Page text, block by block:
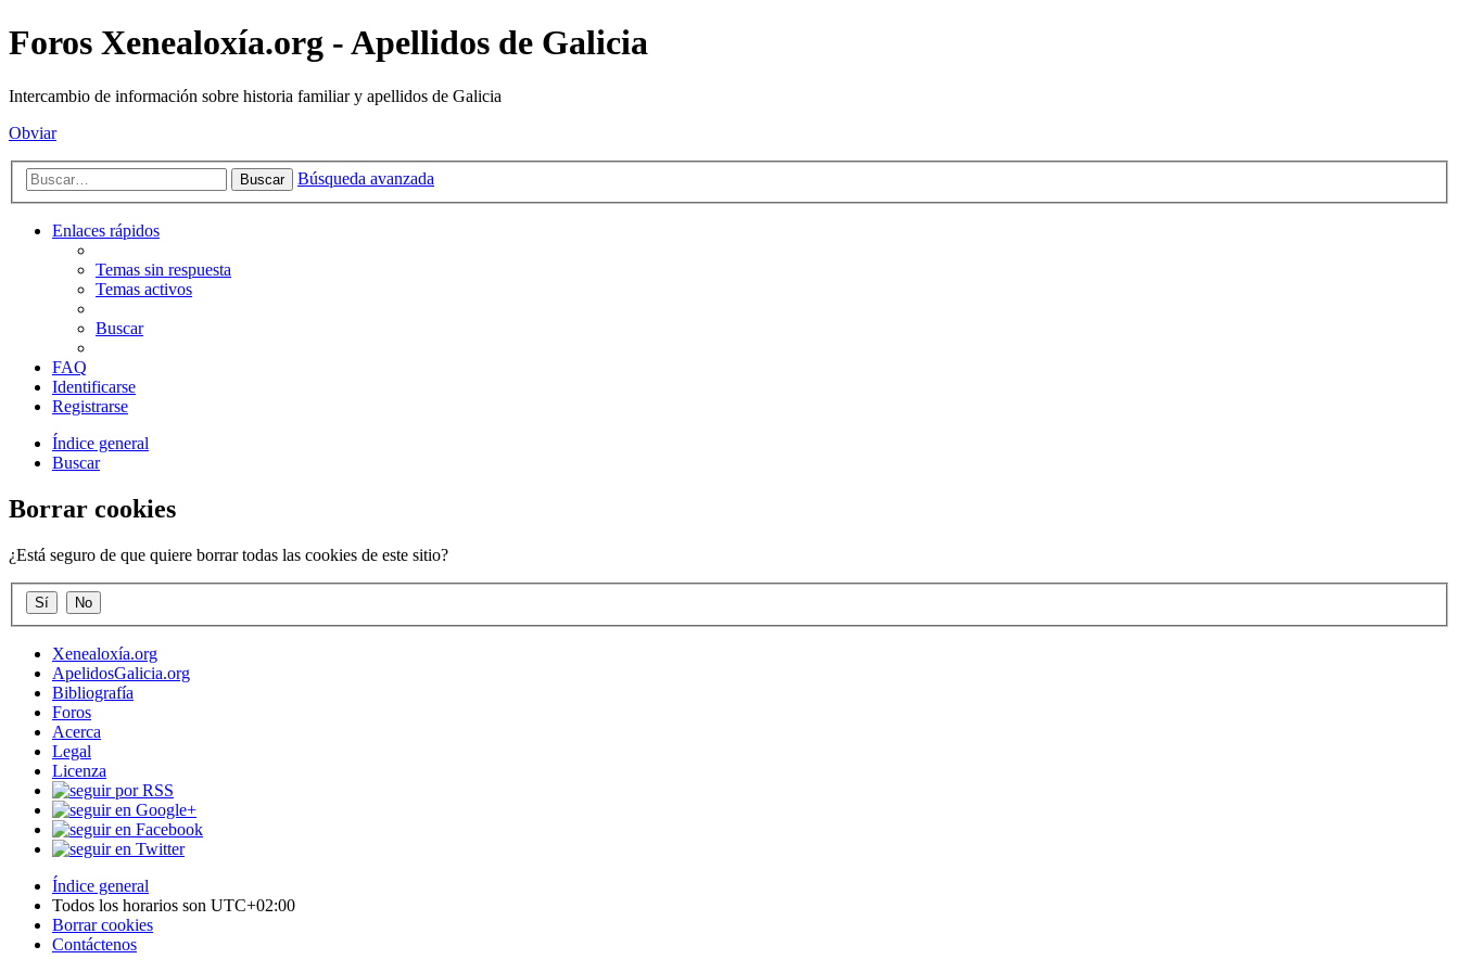
Foros Xenealoxía.org - Apellidos de Galicia
Intercambio de información sobre historia familiar y apellidos de Galicia
Obviar
Buscar Búsqueda avanzada
Enlaces rápidos
Temas sin respuesta
Temas activos
Buscar
FAQ
Identificarse
Registrarse
Índice general
Buscar
Borrar cookies
¿Está seguro de que quiere borrar todas las cookies de este sitio?
Xenealoxía.org
ApelidosGalicia.org
Bibliografía
Foros
Acerca
Legal
Licenza
Índice general
Todos los horarios son UTC+02:00
Borrar cookies
Contáctenos